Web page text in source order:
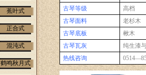
蕉叶式
正合式
混沌式
鹤鸣秋月式
古琴等级
高档
古琴面料
老杉木
古琴底板
楸木
古琴瓦灰
纯生漆
热线咨询